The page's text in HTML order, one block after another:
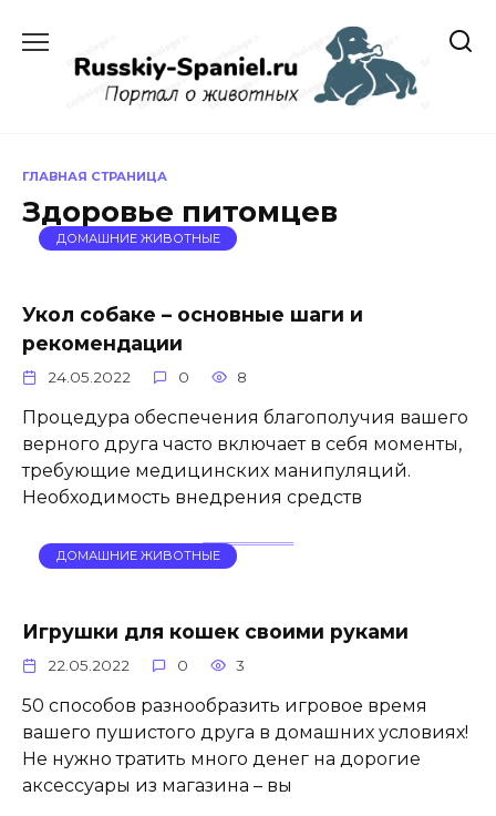
содержанию
ГЛАВНАЯ СТРАНИЦА
Здоровье питомцев
ДОМАШНИЕ ЖИВОТНЫЕ
Укол собаке – основные шаги и
рекомендации
24.05.2022 0 8
Процедура обеспечения благополучия вашего
верного друга часто включает в себя моменты,
требующие медицинских манипуляций.
Необходимость внедрения средств
ДОМАШНИЕ ЖИВОТНЫЕ
Игрушки для кошек своими руками
22.05.2022 0 3
50 способов разнообразить игровое время
вашего пушистого друга в домашних условиях!
Не нужно тратить много денег на дорогие
аксессуары из магазина – вы